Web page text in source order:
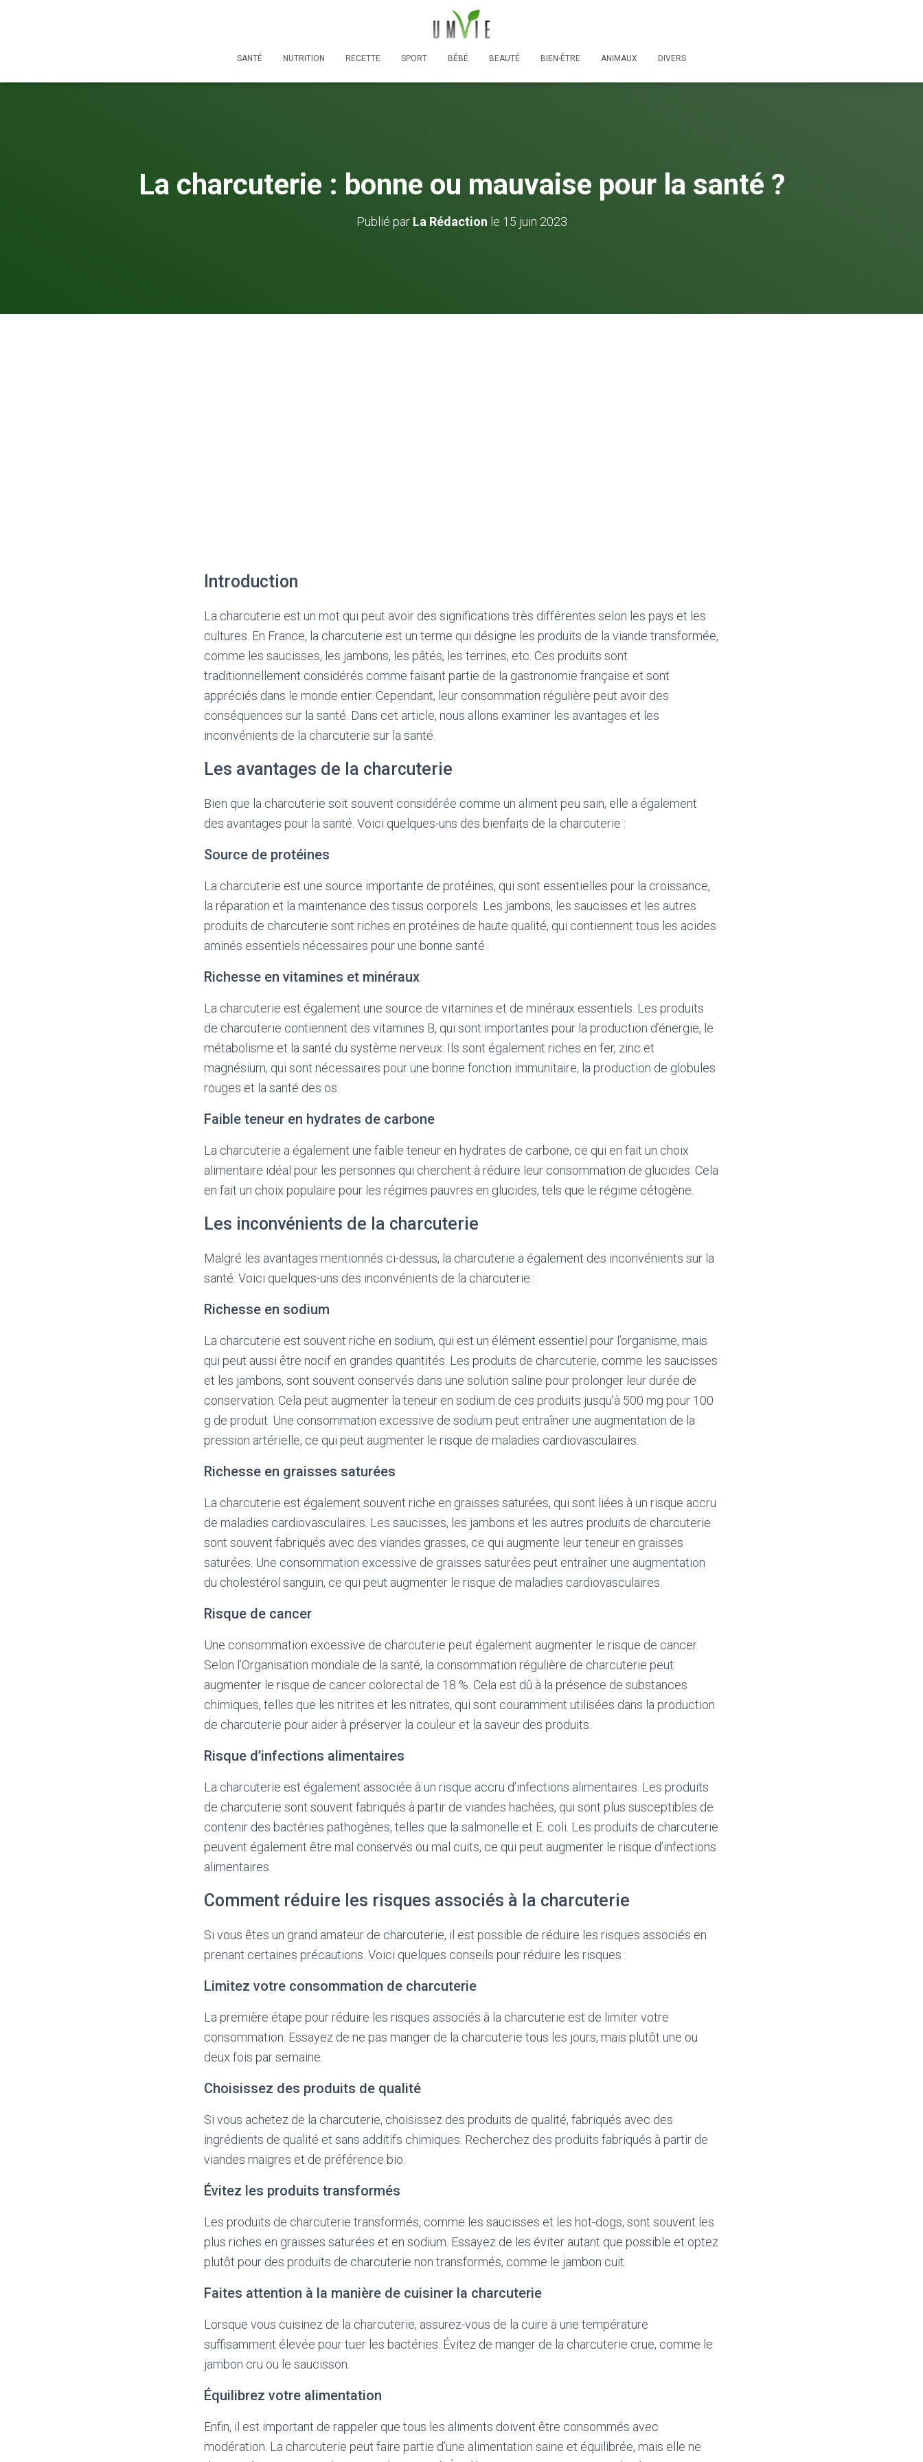
SANTÉ NUTRITION RECETTE SPORT BÉBÉ BEAUTÉ BIEN-ÊTRE ANIMAUX DIVERS
La charcuterie : bonne ou mauvaise pour la santé ?
Publié par La Rédaction le 15 juin 2023
Introduction
La charcuterie est un mot qui peut avoir des significations très différentes selon les pays et les
cultures. En France, la charcuterie est un terme qui désigne les produits de la viande transformée,
comme les saucisses, les jambons, les pâtés, les terrines, etc. Ces produits sont
traditionnellement considérés comme faisant partie de la gastronomie française et sont
appréciés dans le monde entier. Cependant, leur consommation régulière peut avoir des
conséquences sur la santé. Dans cet article, nous allons examiner les avantages et les
inconvénients de la charcuterie sur la santé.
Les avantages de la charcuterie
Bien que la charcuterie soit souvent considérée comme un aliment peu sain, elle a également
des avantages pour la santé. Voici quelques-uns des bienfaits de la charcuterie :
Source de protéines
La charcuterie est une source importante de protéines, qui sont essentielles pour la croissance,
la réparation et la maintenance des tissus corporels. Les jambons, les saucisses et les autres
produits de charcuterie sont riches en protéines de haute qualité, qui contiennent tous les acides
aminés essentiels nécessaires pour une bonne santé.
Richesse en vitamines et minéraux
La charcuterie est également une source de vitamines et de minéraux essentiels. Les produits
de charcuterie contiennent des vitamines B, qui sont importantes pour la production d’énergie, le
métabolisme et la santé du système nerveux. Ils sont également riches en fer, zinc et
magnésium, qui sont nécessaires pour une bonne fonction immunitaire, la production de globules
rouges et la santé des os.
Faible teneur en hydrates de carbone
La charcuterie a également une faible teneur en hydrates de carbone, ce qui en fait un choix
alimentaire idéal pour les personnes qui cherchent à réduire leur consommation de glucides. Cela
en fait un choix populaire pour les régimes pauvres en glucides, tels que le régime cétogène.
Les inconvénients de la charcuterie
Malgré les avantages mentionnés ci-dessus, la charcuterie a également des inconvénients sur la
santé. Voici quelques-uns des inconvénients de la charcuterie :
Richesse en sodium
La charcuterie est souvent riche en sodium, qui est un élément essentiel pour l’organisme, mais
qui peut aussi être nocif en grandes quantités. Les produits de charcuterie, comme les saucisses
et les jambons, sont souvent conservés dans une solution saline pour prolonger leur durée de
conservation. Cela peut augmenter la teneur en sodium de ces produits jusqu’à 500 mg pour 100
g de produit. Une consommation excessive de sodium peut entraîner une augmentation de la
pression artérielle, ce qui peut augmenter le risque de maladies cardiovasculaires.
Richesse en graisses saturées
La charcuterie est également souvent riche en graisses saturées, qui sont liées à un risque accru
de maladies cardiovasculaires. Les saucisses, les jambons et les autres produits de charcuterie
sont souvent fabriqués avec des viandes grasses, ce qui augmente leur teneur en graisses
saturées. Une consommation excessive de graisses saturées peut entraîner une augmentation
du cholestérol sanguin, ce qui peut augmenter le risque de maladies cardiovasculaires.
Risque de cancer
Une consommation excessive de charcuterie peut également augmenter le risque de cancer.
Selon l’Organisation mondiale de la santé, la consommation régulière de charcuterie peut
augmenter le risque de cancer colorectal de 18 %. Cela est dû à la présence de substances
chimiques, telles que les nitrites et les nitrates, qui sont couramment utilisées dans la production
de charcuterie pour aider à préserver la couleur et la saveur des produits.
Risque d’infections alimentaires
La charcuterie est également associée à un risque accru d’infections alimentaires. Les produits
de charcuterie sont souvent fabriqués à partir de viandes hachées, qui sont plus susceptibles de
contenir des bactéries pathogènes, telles que la salmonelle et E. coli. Les produits de charcuterie
peuvent également être mal conservés ou mal cuits, ce qui peut augmenter le risque d’infections
alimentaires.
Comment réduire les risques associés à la charcuterie
Si vous êtes un grand amateur de charcuterie, il est possible de réduire les risques associés en
prenant certaines précautions. Voici quelques conseils pour réduire les risques :
Limitez votre consommation de charcuterie
La première étape pour réduire les risques associés à la charcuterie est de limiter votre
consommation. Essayez de ne pas manger de la charcuterie tous les jours, mais plutôt une ou
deux fois par semaine.
Choisissez des produits de qualité
Si vous achetez de la charcuterie, choisissez des produits de qualité, fabriqués avec des
ingrédients de qualité et sans additifs chimiques. Recherchez des produits fabriqués à partir de
viandes maigres et de préférence bio.
Évitez les produits transformés
Les produits de charcuterie transformés, comme les saucisses et les hot-dogs, sont souvent les
plus riches en graisses saturées et en sodium. Essayez de les éviter autant que possible et optez
plutôt pour des produits de charcuterie non transformés, comme le jambon cuit.
Faites attention à la manière de cuisiner la charcuterie
Lorsque vous cuisinez de la charcuterie, assurez-vous de la cuire à une température
suffisamment élevée pour tuer les bactéries. Évitez de manger de la charcuterie crue, comme le
jambon cru ou le saucisson.
Équilibrez votre alimentation
Enfin, il est important de rappeler que tous les aliments doivent être consommés avec
modération. La charcuterie peut faire partie d’une alimentation saine et équilibrée, mais elle ne